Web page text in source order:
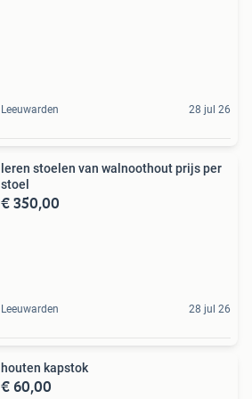
Leeuwarden 28 jul 26
leren stoelen van walnoothout prijs per
stoel
€ 350,00
Leeuwarden 28 jul 26
houten kapstok
€ 60,00